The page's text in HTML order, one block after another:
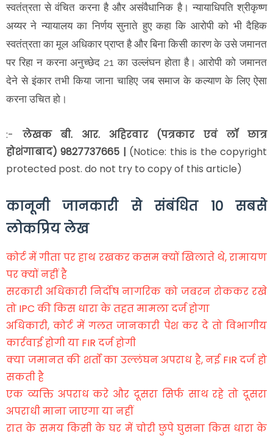
स्वतंत्रता से वंचित करना है और असंवैधानिक है। न्यायाधिपति श्रीकृष्ण
अय्यर ने न्यायालय का निर्णय सुनाते हुए कहा कि आरोपी को भी दैहिक
स्वतंत्रता का मूल अधिकार प्राप्त है और बिना किसी कारण के उसे जमानत
पर रिहा न करना अनुच्छेद 21 का उल्लंघन होता है। आरोपी को जमानत
देने से इंकार तभी किया जाना चाहिए जब समाज के कल्याण के लिए ऐसा
करना उचित हो।
:- लेखकबी. आर. अहिरवार (पत्रकार एवं लॉ छात्र
होशंगाबाद) 9827737665 | (Notice: this is the copyright
protected post. do not try to copy of this article)
कानूनी जानकारी से संबंधित 10 सबसे
लोकप्रिय लेख
कोर्ट में गीता पर हाथ रखकर कसम क्यों खिलाते थे, रामायण
पर क्यों नहीं है
सरकारी अधिकारी निर्दोष नागरिक को जबरन रोककर रखे
तो IPC की किस धारा के तहत मामला दर्ज होगा
अधिकारी, कोर्ट में गलत जानकारी पेश कर दे तो विभागीय
कार्रवाई होगी या FIR दर्ज होगी
क्या जमानत की शर्तों का उल्लंघन अपराध है, नई FIR दर्ज हो
सकती है
एक व्यक्ति अपराध करे और दूसरा सिर्फ साथ रहे तो दूसरा
अपराधी माना जाएगा या नहीं
रात के समय किसी के घर में चोरी छुपे घुसना किस धारा के